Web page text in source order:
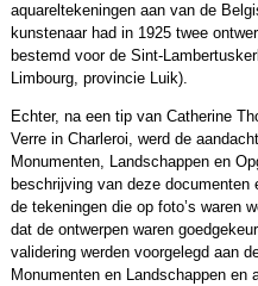
aquareltekeningen aan van de
kunstenaar had in 1925 twee
bestemd voor de Sint-
Limbourg, provincie Luik).
Echter, na een tip van Catherine
Verre in Charleroi, werd de
Monumenten, Landschappen en
beschrijving van deze
de tekeningen die op foto’s waren
dat de ontwerpen waren
validering werden voorgelegd aan
Monumenten en Landschappen